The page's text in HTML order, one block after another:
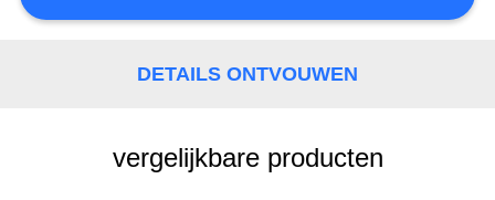
GEVALLEN
DETAILS ONTVOUWEN
vergelijkbare producten